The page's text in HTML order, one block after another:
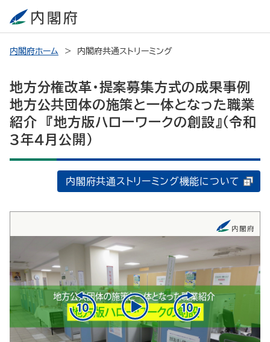
内閣府ホーム 内閣府共通ストリーミング
地方分権改革・提案募集方式の成果事例
地方公共団体の施策と一体となった職業
紹介 『地方版ハローワークの創設』（令和
3年4月公開）
内閣府共通ストリーミング機能について